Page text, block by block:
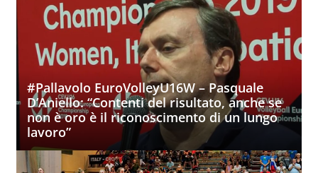
#Pallavolo EuroVolleyU16W – Pasquale
D’Aniello: “Contenti del risultato, anche se
non è oro è il riconoscimento di un lungo
lavoro”